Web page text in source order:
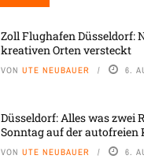
Zoll Flughafen Düsseldorf:
kreativen Orten versteckt
VON UTE NEUBAUER 6.
Düsseldorf: Alles was zwei
Sonntag auf der autofreien
VON UTE NEUBAUER 6.